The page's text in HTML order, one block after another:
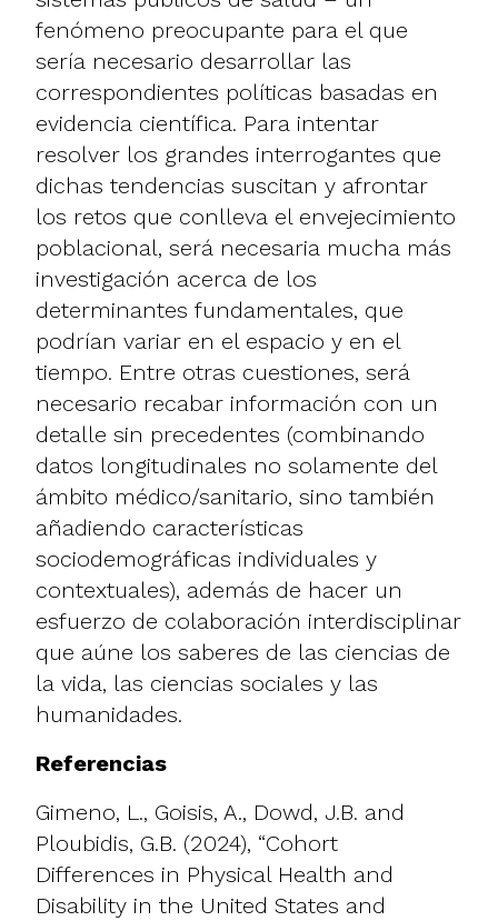
fenómeno preocupante para el que
sería necesario desarrollar las
correspondientes políticas basadas en
evidencia científica. Para intentar
resolver los grandes interrogantes que
dichas tendencias suscitan y afrontar
los retos que conlleva el envejecimiento
poblacional, será necesaria mucha más
investigación acerca de los
determinantes fundamentales, que
podrían variar en el espacio y en el
tiempo. Entre otras cuestiones, será
necesario recabar información con un
detalle sin precedentes (combinando
datos longitudinales no solamente del
ámbito médico/sanitario, sino también
añadiendo características
sociodemográficas individuales y
contextuales), además de hacer un
esfuerzo de colaboración interdisciplinar
que aúne los saberes de las ciencias de
la vida, las ciencias sociales y las
humanidades.
Referencias
Gimeno, L., Goisis, A., Dowd, J.B. and
Ploubidis, G.B. (2024), “Cohort
Differences in Physical Health and
Disability in the United States and